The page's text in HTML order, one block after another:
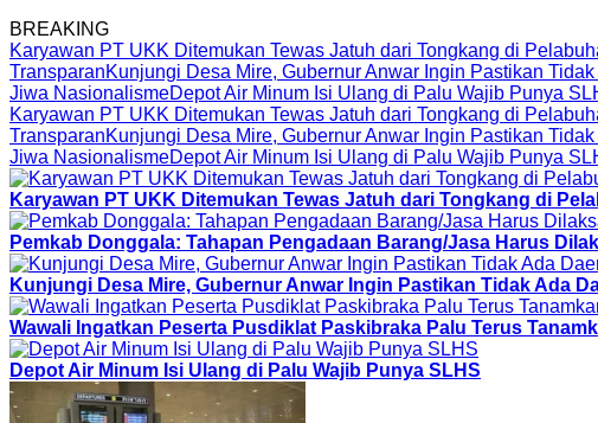
BREAKING
Karyawan PT UKK Ditemukan Tewas Jatuh dari Tongkang di
TransparanKunjungi Desa Mire, Gubernur Anwar Ingin Pastikan
Jiwa NasionalismeDepot Air Minum Isi Ulang di Palu Wajib Punya
Karyawan PT UKK Ditemukan Tewas Jatuh dari Tongkang di
TransparanKunjungi Desa Mire, Gubernur Anwar Ingin Pastikan
Jiwa NasionalismeDepot Air Minum Isi Ulang di Palu Wajib Punya
Karyawan PT UKK Ditemukan Tewas Jatuh dari Tongkang di
Pemkab Donggala: Tahapan Pengadaan Barang/Jasa Harus
Kunjungi Desa Mire, Gubernur Anwar Ingin Pastikan Tidak Ada
Wawali Ingatkan Peserta Pusdiklat Paskibraka Palu Terus
Depot Air Minum Isi Ulang di Palu Wajib Punya SLHS